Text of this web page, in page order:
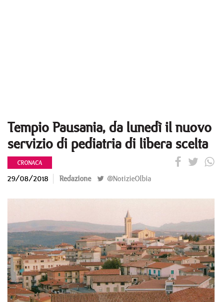
Tempio Pausania, da lunedì il nuovo
servizio di pediatria di libera scelta
CRONACA
29/08/2018 Redazione @NotizieOlbia